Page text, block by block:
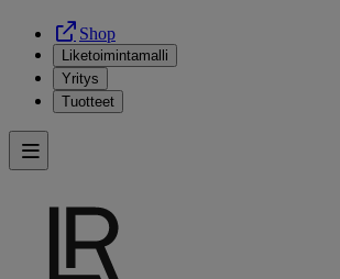
Shop
Liketoimintamalli
Yritys
Tuotteet